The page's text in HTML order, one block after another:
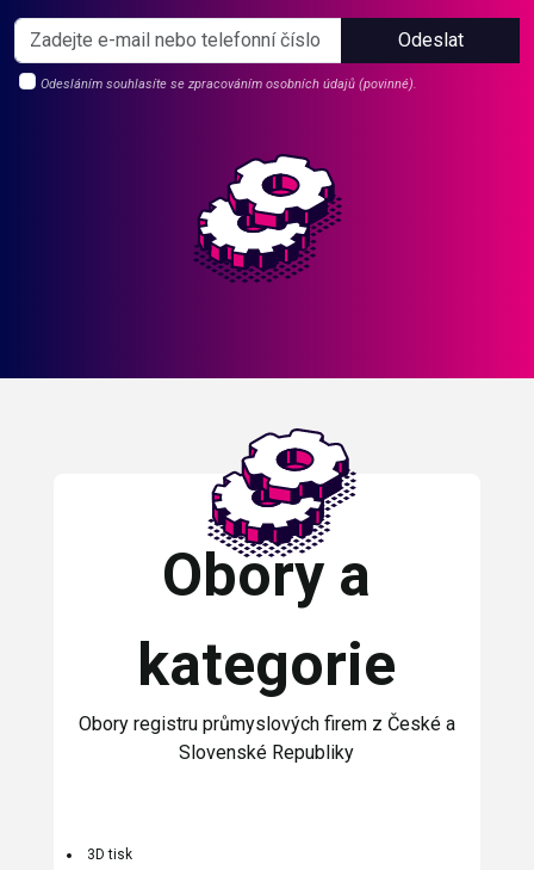
Odeslat
Odesláním souhlasíte se zpracováním osobních údajů (povinné).
Obory a
kategorie
Obory registru průmyslových firem z České a
Slovenské Republiky
3D tisk